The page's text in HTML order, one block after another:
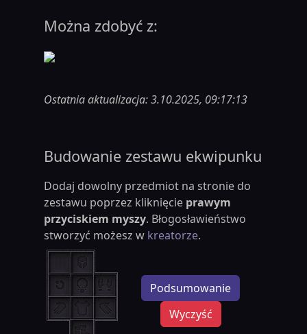
Można zdobyć z:
Ostatnia aktualizacja: 3.10.2025, 09:17:13
Budowanie zestawu ekwipunku
Dodaj dowolny przedmiot na stronie do
zestawu poprzez kliknięcie prawym
przyciskiem myszy. Błogosławieństwo
stworzyć możesz w kreatorze.
Podsumowanie
Wyczyść